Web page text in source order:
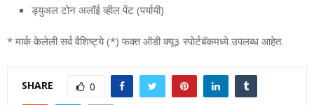
ड्युअल टोन अलॉई व्‍हील पेंट (पर्यायी)
* मार्क केलेली सर्व वैशिष्‍ट्ये (*) फक्‍त ऑडी क्‍यू३ स्‍पोर्टबॅकमध्‍ये उपलब्‍ध आहेत.
SHARE 0